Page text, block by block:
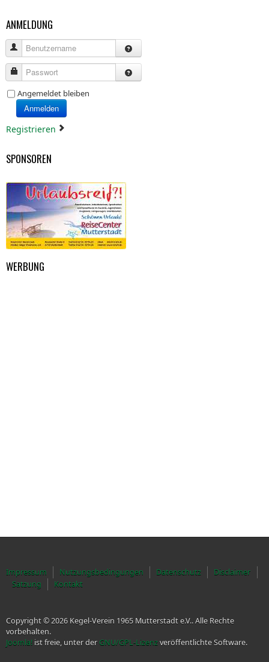
ANMELDUNG
Benutzername
Passwort
Angemeldet bleiben
Anmelden
Registrieren
SPONSOREN
WERBUNG
Impressum Nutzungsbedingungen Datenschutz
Disclaimer
Satzung
Kontakt
Copyright © 2026 Kegel-Verein 1965 Mutterstadt e.V.. Alle Rechte
vorbehalten.
Joomla! ist freie, unter der GNU/GPL-Lizenzveröffentlichte Software.